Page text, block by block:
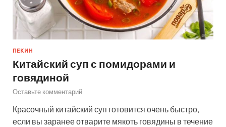
ПЕКИН
Китайский суп с помидорами и
говядиной
Оставьте комментарий
Красочный китайский суп готовится очень быстро,
если вы заранее отварите мякоть говядины в течение